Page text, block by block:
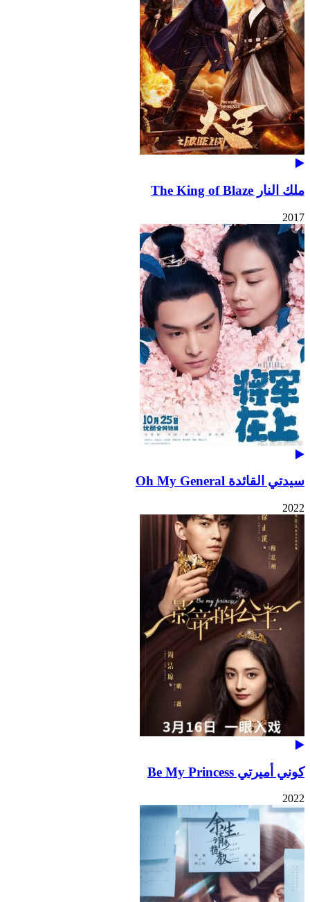
ملك النار The King of Blaze
2017
سيدتي القائدة Oh My General
2022
كوني أميرتي Be My Princess
2022